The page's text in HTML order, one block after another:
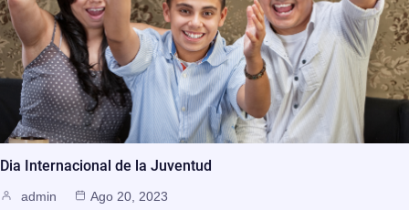
Dia Internacional de la Juventud
admin Ago 20, 2023